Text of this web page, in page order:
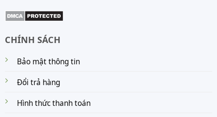
CHÍNH SÁCH
Bảo mật thông tin
Đổi trả hàng
Hình thức thanh toán